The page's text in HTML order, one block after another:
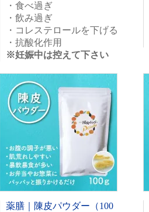
・食べ過ぎ
・飲み過ぎ
・コレステロールを下げる
・抗酸化作用
※妊娠中は控えて下さい
薬膳｜陳皮パウダー（100